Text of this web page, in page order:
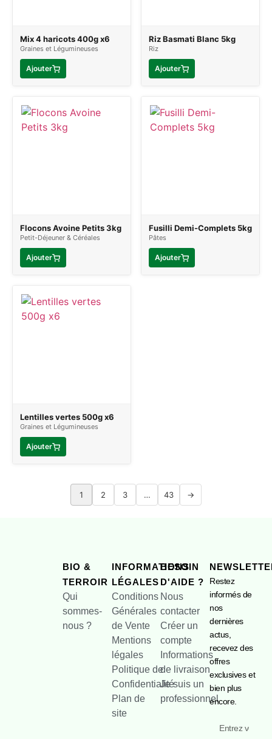
Mix 4 haricots 400g x6
Graines et Légumineuses
Ajouter
Riz Basmati Blanc 5kg
Riz
Ajouter
Flocons Avoine Petits 3kg
Petit-Déjeuner & Céréales
Ajouter
Fusilli Demi-Complets 5kg
Pâtes
Ajouter
Lentilles vertes 500g x6
Graines et Légumineuses
Ajouter
1 2 3 … 43 →
BIO &
TERROIR
Qui
sommes-
nous ?
INFORMATIONS
LÉGALES
Conditions
Générales
de Vente
Mentions
légales
Politique de
Confidentialité
Plan de
site
BESOIN
D'AIDE ?
Nous
contacter
Créer un
compte
Informations
de livraison
Je suis un
professionnel
Restez
informés de
nos
dernières
actus,
recevez des
offres
exclusives et
bien plus
encore.